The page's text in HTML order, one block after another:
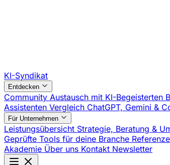
KI-Syndikat
Entdecken
Community Austausch mit KI-Begeisterten
Assistenten Vergleich ChatGPT, Gemini &
Für Unternehmen
Leistungsübersicht Strategie, Beratung &
Geprüfte Tools für deine Branche
Akademie Über uns Kontakt Newsletter